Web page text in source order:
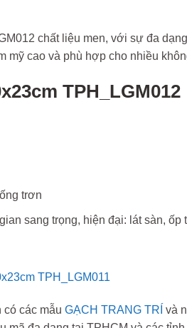
chất liệu men, với sự đa
mỹ cao và phù hợp cho nhiều
TPH_LGM012
trơn
sang trọng, hiện đại: lát sàn, ốp
TPH_LGM011
có các mẫu GẠCH TRANG TRÍ và